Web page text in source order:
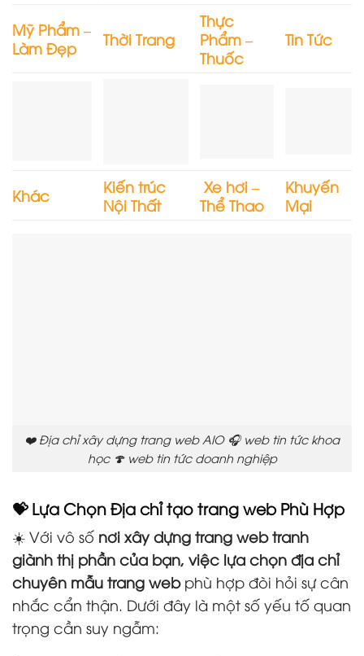
Mỹ Phẩm –
Làm Đẹp
Thời Trang
Thực
Phẩm –
Thuốc
Tin Tức
Khác
Kiến trúc
Nội Thất
Xe hơi –
Thể Thao
Khuyến
Mại
❤️ Địa chỉ xây dựng trang web AIO 🎧 web tin tức khoa
học 🍄 web tin tức doanh nghiệp
💝 Lựa Chọn Địa chỉ tạo trang web Phù Hợp
☀️ Với vô số nơi xây dựng trang web tranh
giành thị phần của bạn, việc lựa chọn địa chỉ
chuyên mẫu trang webphù hợp đòi hỏi sự cân
nhắc cẩn thận. Dưới đây là một số yếu tố quan
trọng cần suy ngẫm: